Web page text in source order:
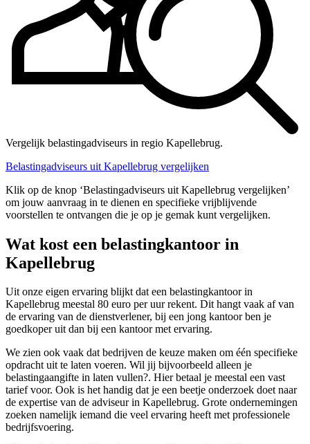
Vergelijk belastingadviseurs in regio Kapellebrug.
Belastingadviseurs uit Kapellebrug vergelijken
Klik op de knop ‘Belastingadviseurs uit Kapellebrug vergelijken’
om jouw aanvraag in te dienen en specifieke vrijblijvende
voorstellen te ontvangen die je op je gemak kunt vergelijken.
Wat kost een belastingkantoor in
Kapellebrug
Uit onze eigen ervaring blijkt dat een belastingkantoor in
Kapellebrug meestal 80 euro per uur rekent. Dit hangt vaak af van
de ervaring van de dienstverlener, bij een jong kantoor ben je
goedkoper uit dan bij een kantoor met ervaring.
We zien ook vaak dat bedrijven de keuze maken om één specifieke
opdracht uit te laten voeren. Wil jij bijvoorbeeld alleen je
belastingaangifte in laten vullen?. Hier betaal je meestal een vast
tarief voor. Ook is het handig dat je een beetje onderzoek doet naar
de expertise van de adviseur in Kapellebrug. Grote ondernemingen
zoeken namelijk iemand die veel ervaring heeft met professionele
bedrijfsvoering.